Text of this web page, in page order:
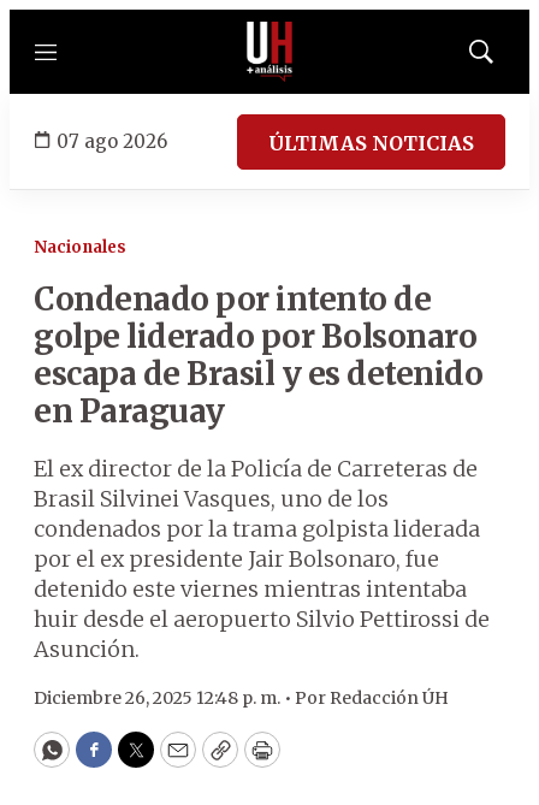
Menú
Mostrar
07 ago 2026 ÚLTIMAS NOTICIAS
Nacionales
Condenado por intento de
golpe liderado por Bolsonaro
escapa de Brasil y es detenido
en Paraguay
El ex director de la Policía de Carreteras de
Brasil Silvinei Vasques, uno de los
condenados por la trama golpista liderada
por el ex presidente Jair Bolsonaro, fue
detenido este viernes mientras intentaba
huir desde el aeropuerto Silvio Pettirossi de
Asunción.
Diciembre 26, 2025 12:48 p. m. • Por Redacción ÚH
WhatsApp
Facebook
Twitter
EmailCopyPrint